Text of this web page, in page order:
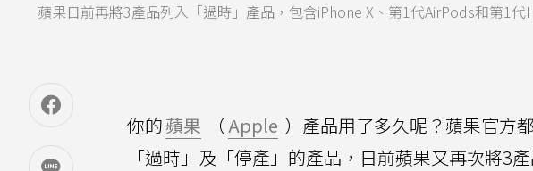
蘋果日前再將3產品列入「過時」產品，包含iPhone X、第1代AirPods和第1代
你的蘋果 （Apple ）產品用了多久呢？蘋果官方
「過時」及「停產」的產品，日前蘋果又再次將3